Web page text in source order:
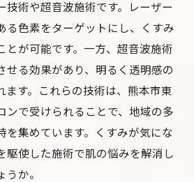
技術や超音波施術です。レーザー
る色素をターゲットにし、くすみ
とが可能です。一方、超音波施術
せる効果があり、明るく透明感の
ます。これらの技術は、熊本市東
ンで受けられることで、地域の多
を集めています。くすみが気にな
駆使した施術で肌の悩みを解消し
か。